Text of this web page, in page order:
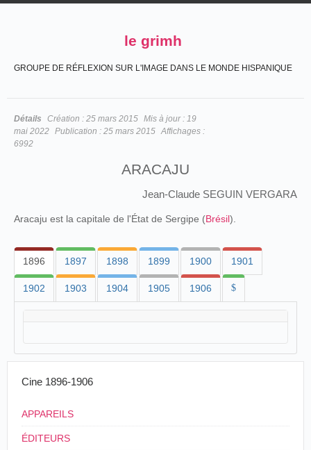
le grimh
GROUPE DE RÉFLEXION SUR L'IMAGE DANS LE MONDE HISPANIQUE
Détails Création : 25 mars 2015 Mis à jour : 19
mai 2022 Publication : 25 mars 2015 Affichages :
6992
ARACAJU
Jean-Claude SEGUIN VERGARA
Aracaju est la capitale de l'État de Sergipe (Brésil).
1896 1897 1898 1899 1900 1901
1902 1903 1904 1905 1906 $
Cine 1896-1906
APPAREILS
ÉDITEURS